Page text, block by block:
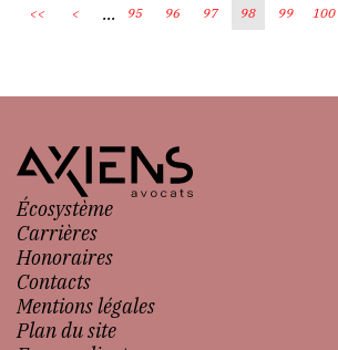
<< < ... 95 96 97 98 99 100
Écosystème
Carrières
Honoraires
Contacts
Mentions légales
Plan du site